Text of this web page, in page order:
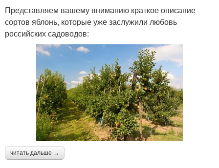
Представляем вашему вниманию краткое описание
сортов яблонь, которые уже заслужили любовь
российских садоводов:
читать дальше →